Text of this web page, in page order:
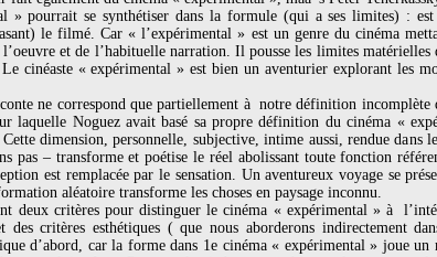
» pourrait se synthétiser dans la formule (qui a ses limites) :
le filmé. Car « l’expérimental » est un genre du cinéma
et de l’habituelle narration. Il pousse les limites
cinéaste « expérimental » est bien un aventurier explorant les
ne correspond que partiellement à notre définition
laquelle Noguez avait basé sa propre définition du cinéma «
dimension, personnelle, subjective, intime aussi, rendue dans
pas – transforme et poétise le réel abolissant toute fonction
est remplacée par le sensation. Un aventureux voyage se
aléatoire transforme les choses en paysage inconnu.
deux critères pour distinguer le cinéma « expérimental » à
des critères esthétiques ( que nous aborderons indirectement
d’abord, car la forme dans 1e cinéma « expérimental » joue